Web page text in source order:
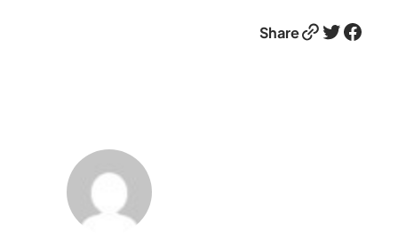
ShareLink Twitter Facebook